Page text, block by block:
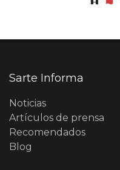
Sarte Informa
Noticias
Artículos de prensa
Recomendados
Blog